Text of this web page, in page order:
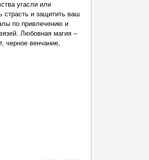
угасли или
страсть и защитить ваш
по привлечению и
Любовная магия –
черное венчание,